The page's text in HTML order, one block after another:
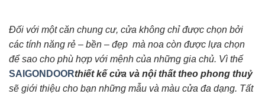
Đối với một căn chung cư, cửa không chỉ được chọn bởi
các tính năng rẻ – bền – đẹp mà noa còn được lựa chọn
để sao cho phù hợp với mệnh của những gia chủ. Vì thế
SAIGONDOORthiết kế cửa và nội thất theo phong thuỷ
sẽ giới thiệu cho bạn những mẫu và màu cửa đa dạng. Tất